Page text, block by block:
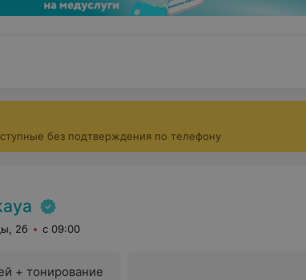
без подтверждения по телефону
2б с 09:00
+ тонирование